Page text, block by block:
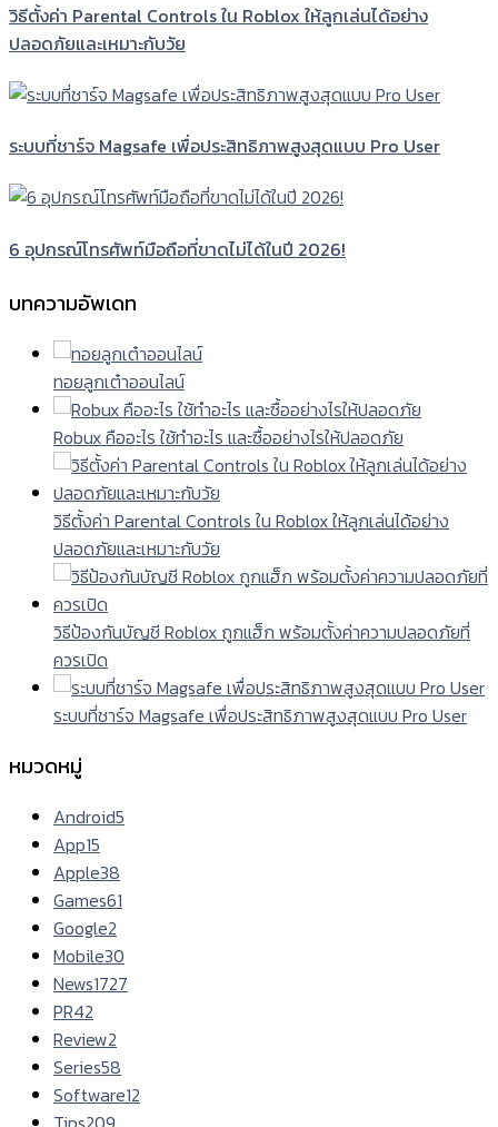
วิธีตั้งค่า Parental Controls ใน Roblox ให้ลูกเล่นได้อย่าง
ปลอดภัยและเหมาะกับวัย
ระบบที่ชาร์จ Magsafe เพื่อประสิทธิภาพสูงสุดแบบ Pro User
6 อุปกรณ์โทรศัพท์มือถือที่ขาดไม่ได้ในปี 2026!
บทความอัพเดท
ทอยลูกเต๋าออนไลน์
Robux คืออะไร ใช้ทำอะไร และซื้ออย่างไรให้ปลอดภัย
วิธีตั้งค่า Parental Controls ใน Roblox ให้ลูกเล่นได้อย่าง
ปลอดภัยและเหมาะกับวัย
วิธีป้องกันบัญชี Roblox ถูกแฮ็ก พร้อมตั้งค่าความปลอดภัยที่
ควรเปิด
ระบบที่ชาร์จ Magsafe เพื่อประสิทธิภาพสูงสุดแบบ Pro User
หมวดหมู่
Android5
App15
Apple38
Games61
Google2
Mobile30
News1727
PR42
Review2
Series58
Software12